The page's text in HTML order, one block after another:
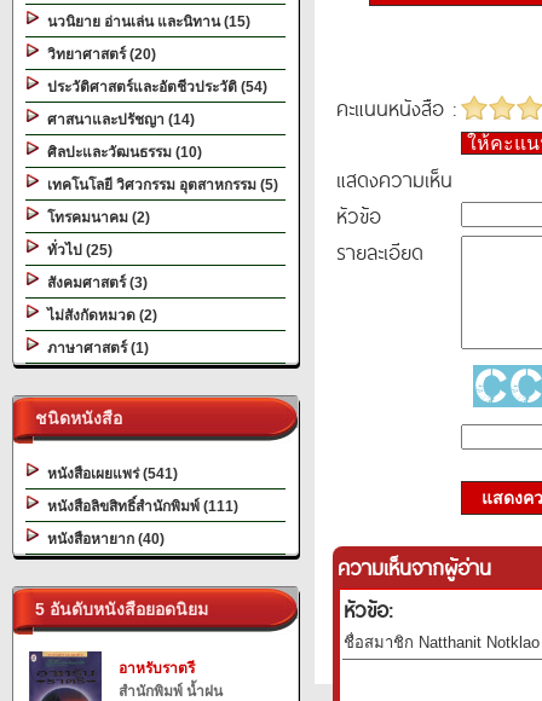
นวนิยาย อ่านเล่น และนิทาน (15)
วิทยาศาสตร์ (20)
ประวัติศาสตร์และอัตชีวประวัติ (54)
ศาสนาและปรัชญา (14)
ศิลปะและวัฒนธรรม (10)
เทคโนโลยี วิศวกรรม อุตสาหกรรม (5)
โทรคมนาคม (2)
ทั่วไป (25)
สังคมศาสตร์ (3)
ไม่สังกัดหมวด (2)
ภาษาศาสตร์ (1)
ชนิดหนังสือ
หนังสือเผยแพร่ (541)
หนังสือลิขสิทธิ์สำนักพิมพ์ (111)
หนังสือหายาก (40)
5 อันดับหนังสือยอดนิยม
อาหรับราตรี
สำนักพิมพ์ น้ำฝน
คะแนนหนังสือ :
ให้คะแ
แสดงความเห็น
หัวข้อ
รายละเอียด
แสดงค
ความเห็นจากผู้อ่าน
หัวข้อ:
ชื่อสมาชิก Natthanit